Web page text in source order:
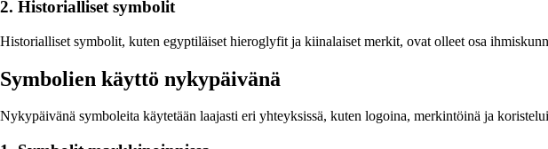
2. Historialliset symbolit
Historialliset symbolit, kuten egyptiläiset hieroglyfit ja kiinalaiset merkit, ovat olleet osa
Symbolien käyttö nykypäivänä
Nykypäivänä symboleita käytetään laajasti eri yhteyksissä, kuten logoina, merkintöinä ja